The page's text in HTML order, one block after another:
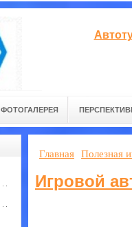
ФОТОГАЛЕРЕЯ
Главная Полезная
Игровой